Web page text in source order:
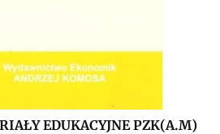
EDUKACYJNE PZK(A.M)